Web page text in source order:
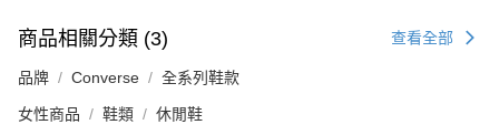
商品相關分類 (3) 查看全部
品牌 Converse 全系列鞋款
女性商品 鞋類 休閒鞋